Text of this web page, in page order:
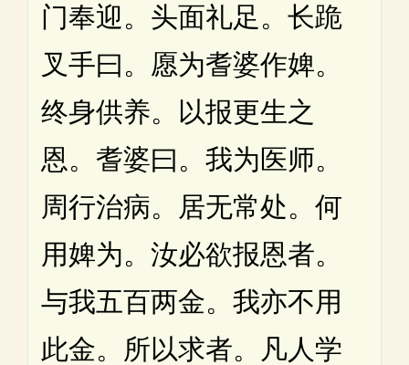
门奉迎。头面礼足。长跪
叉手曰。愿为耆婆作婢。
终身供养。以报更生之
恩。耆婆曰。我为医师。
周行治病。居无常处。何
用婢为。汝必欲报恩者。
与我五百两金。我亦不用
此金。所以求者。凡人学